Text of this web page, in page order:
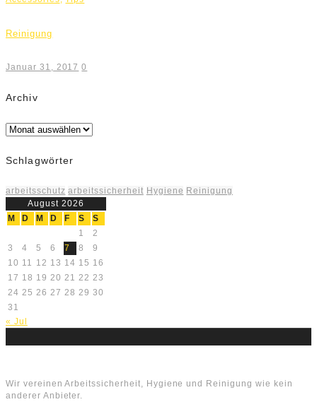
Reinigung
Januar 31, 2017 0
Archiv
Archiv
Schlagwörter
arbeitsschutz arbeitssicherheit Hygiene Reinigung
August 2026
M
D M D F S
S
1
2
3
4 5 6 7 8
9
10 11 12 13 14 15 16
17 18 19 20 21 22 23
24 25 26 27 28 29 30
31
« Jul
Wir vereinen Arbeitssicherheit, Hygiene und Reinigung wie kein
anderer Anbieter.